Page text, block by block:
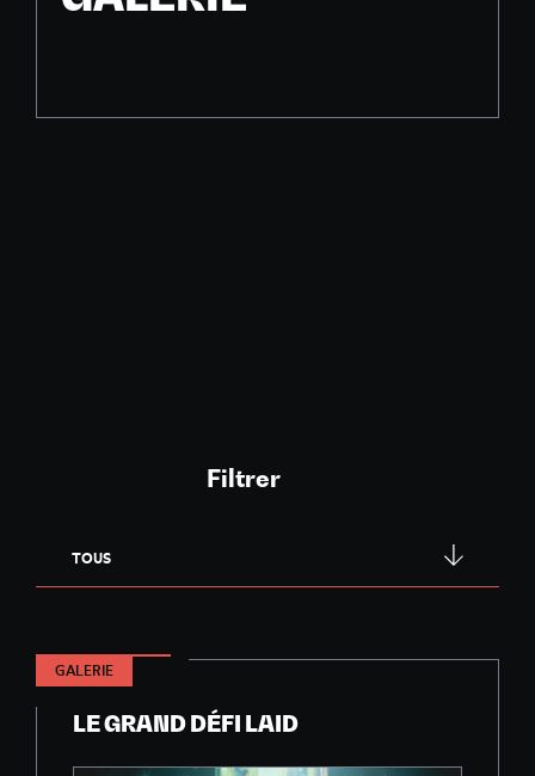
Filtrer
TOUS
GALERIE
LE GRAND DÉFI LAID